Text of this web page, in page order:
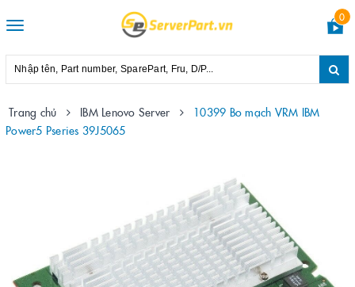
Toggle
0
Trang chủ IBM Lenovo Server
10399 Bo mạch VRM IBM
Power5 Pseries 39J5065